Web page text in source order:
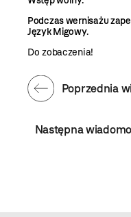
Podczas wernisażu
Język Migowy.
Do zobaczenia!
Następna
Poprzednia